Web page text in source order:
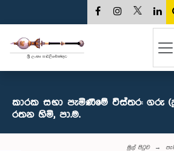
කාරක සභා පැමිණීමේ විස්තර: ගරු
රතන හිමි, පා.ම.
මුල් පිටුව